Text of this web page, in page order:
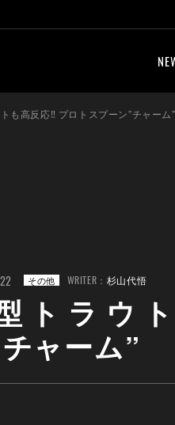
も高反応‼ プロトスプーン”チャーム”
その他 WRITER： 杉山代悟
トラウ
ャーム”